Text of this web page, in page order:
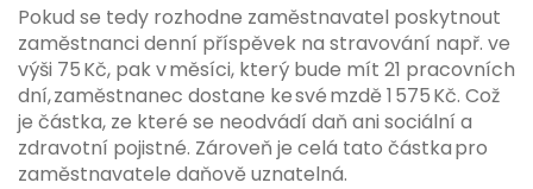
Pokud se tedy rozhodne zaměstnavatel poskytnout
zaměstnanci denní příspěvek na stravování např. ve
výši 75 Kč, pak v měsíci, který bude mít 21 pracovních
dní, zaměstnanec dostane ke své mzdě 1 575 Kč. Což
je částka, ze které se neodvádí daň ani sociální a
zdravotní pojistné. Zároveň je celá tato částka pro
zaměstnavatele daňově uznatelná.